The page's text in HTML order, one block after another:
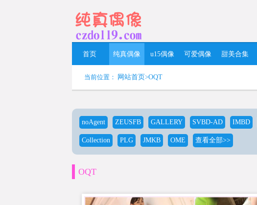
首页 纯真偶像 u15偶像 可爱偶像 甜美合集
当前位置： 网站首页>OQT
noAgent ZEUSFB GALLERY SVBD-AD IMBD
Collection PLG JMKB OME 查看全部>>
OQT